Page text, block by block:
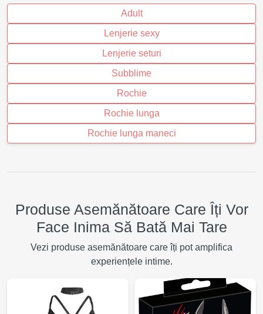
Adult
Lenjerie sexy
Lenjerie seturi
Subblime
Rochie
Rochie lunga
Rochie lunga maneci
Produse Asemănătoare Care Îți Vor
Face Inima Să Bată Mai Tare
Vezi produse asemănătoare care îți pot amplifica
experiențele intime.